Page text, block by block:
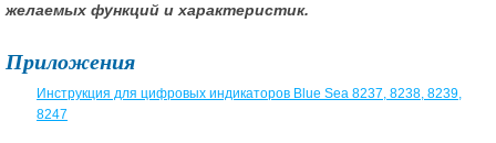
желаемых функций и характеристик.
Приложения
Инструкция для цифровых индикаторов Blue Sea 8237, 8238, 8239,
8247